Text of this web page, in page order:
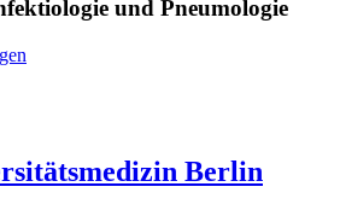
und Pneumologie
Berlin